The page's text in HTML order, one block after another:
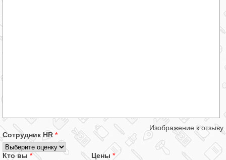
Изображение к отзыву
Сотрудник HR *
Кто вы * Цены *